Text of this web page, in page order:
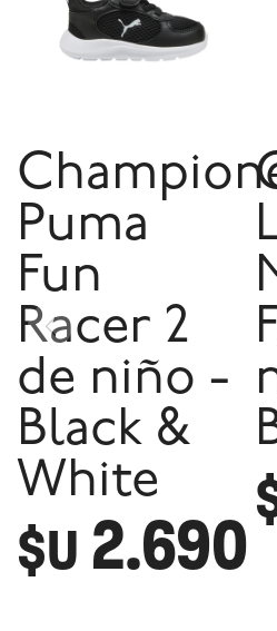
Puma
Fun
Racer 2
de niño -
Black &
White
$U 2.690